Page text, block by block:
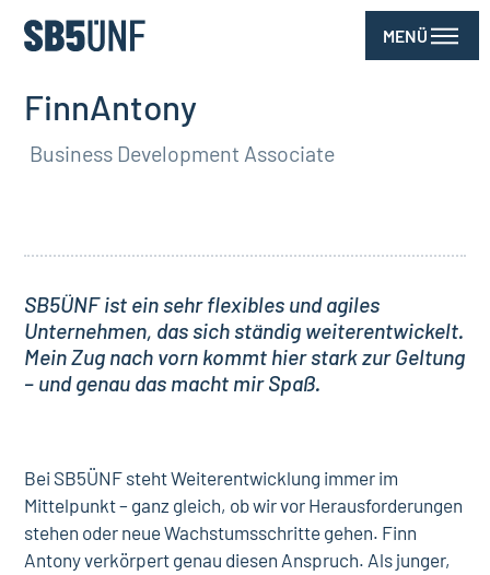
MENÜ
FinnAntony
Business Development Associate
SB5ÜNF ist ein sehr flexibles und agiles
Unternehmen, das sich ständig weiterentwickelt.
Mein Zug nach vorn kommt hier stark zur Geltung
– und genau das macht mir Spaß.
Bei SB5ÜNF steht Weiterentwicklung immer im
Mittelpunkt – ganz gleich, ob wir vor Herausforderungen
stehen oder neue Wachstumsschritte gehen. Finn
Antony verkörpert genau diesen Anspruch. Als junger,